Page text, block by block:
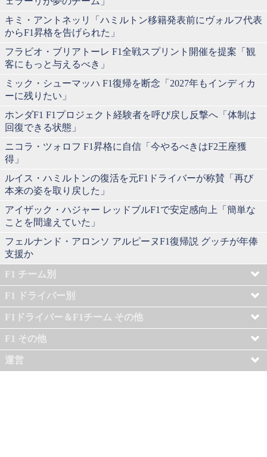
キミ・アントネッリ「ハミルトン移籍発表前にヴォルフ代表
からF1昇格を告げられた」
フラビオ・ブリアトーレ F1全戦スプリント開催を提案「観
客にもっと与えるべき」
ミック・シューマッハ F1復帰を断念「2027年もインディカ
ーに残りたい」
ホンダF1 F1プロジェクト経験者を呼び戻し反撃へ「体制は
回復できる状態」
ニコラ・ツォロフ F1昇格に自信「今やるべきはF2王座獲
得」
ルイス・ハミルトンの復活を元F1ドライバーが称賛「再び
本来の姿を取り戻した」
アイザック・ハジャー レッドブルF1で安定感向上「簡単な
ことを間違えていた」
フェルナンド・アロンソ アルピーヌF1復帰説 グッチが年俸
支援か
F1 チーム別
F1 ドライバー別
F1ドライバー＆F1チーム その他
F1 その他
運営